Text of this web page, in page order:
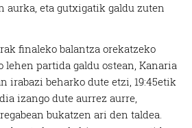
aurka, eta gutxigatik galdu zuten
finaleko balantza orekatzeko
lehen partida galdu ostean, Kanaria
irabazi beharko dute etzi, 19:45etik
izango dute aurrez aurre,
bukatzen ari den taldea.